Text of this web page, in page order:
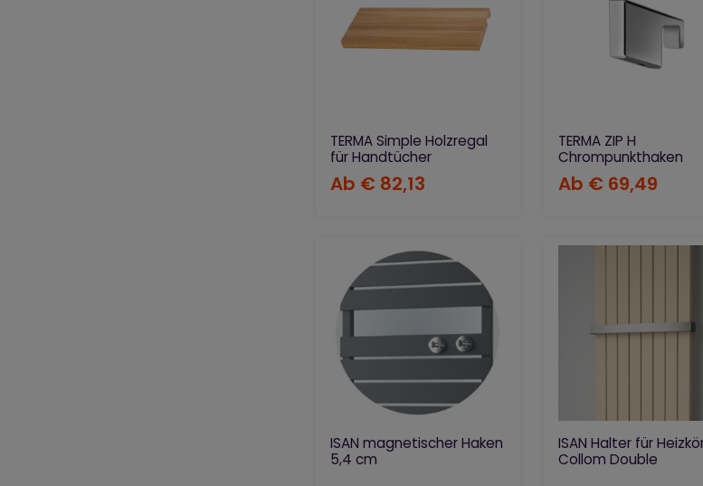
TERMA Simple Holzregal
für Handtücher
Ab € 82,13
TERMA ZIP H
Chrompunkthaken
Ab € 69,49
ISAN magnetischer Haken
5,4 cm
ISAN Halter für
Collom Double